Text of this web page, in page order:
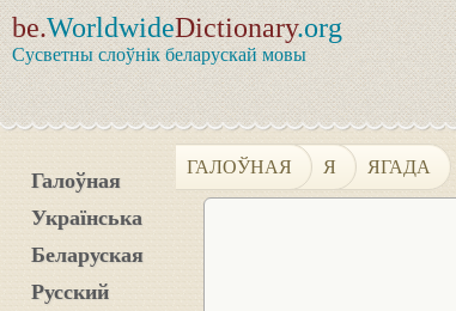
be.WorldwideDictionary.org
Сусветны слоўнік беларускай мовы
Галоўная
Українська
Беларуская
Русский
ГАЛОЎНАЯ Я ЯГАДА